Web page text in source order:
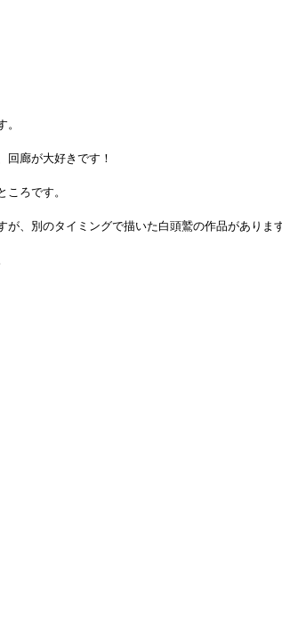
回廊が大好きです！
ろです。
が、別のタイミングで描いた白頭鷲の作品がありま